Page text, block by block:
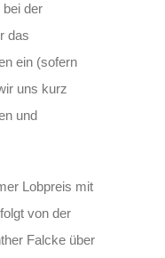
der
das
ein (sofern
uns kurz
und
Lobpreis mit
von der
Falcke über